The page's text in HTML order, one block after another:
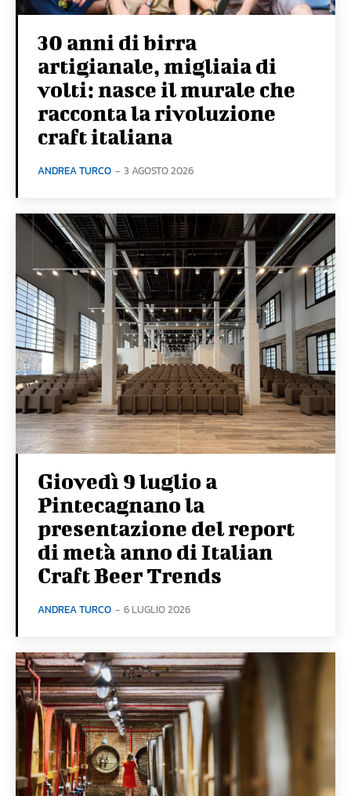
30 anni di birra
artigianale, migliaia di
volti: nasce il murale che
racconta la rivoluzione
craft italiana
ANDREA TURCO - 3 AGOSTO 2026
Giovedì 9 luglio a
Pintecagnano la
presentazione del report
di metà anno di Italian
Craft Beer Trends
ANDREA TURCO - 6 LUGLIO 2026